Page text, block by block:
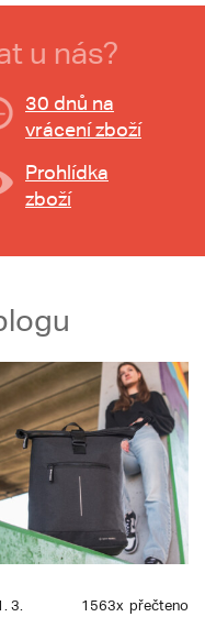
u nás?
30 dnů na
vrácení zboží
Prohlídka
zboží
3. 1563x přečteno